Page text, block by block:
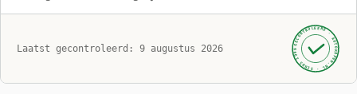
Laatst gecontroleerd: 9 augustus 2026 GECONTROLEERD ·
AUTOKOPEN.NL
· SINDS 1999 ·